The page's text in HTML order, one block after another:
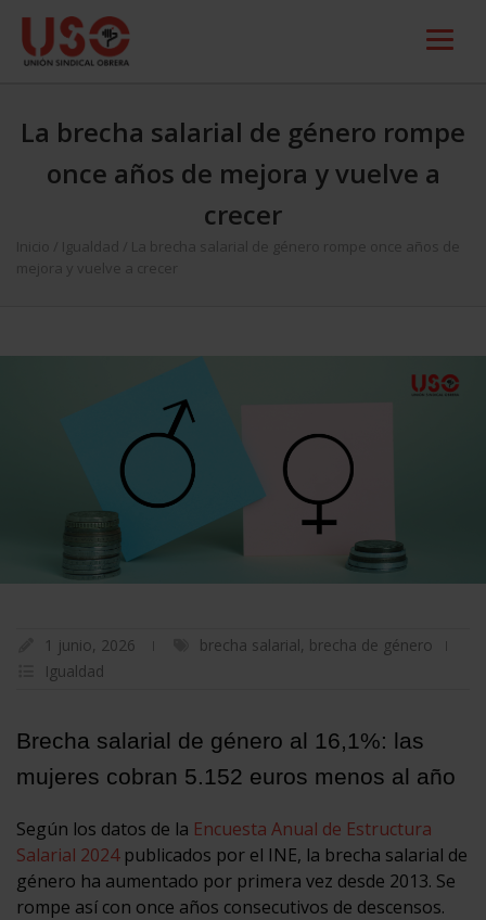
La brecha salarial de género rompe
once años de mejora y vuelve a
crecer
Inicio Igualdad
La brecha salarial de género rompe once años de
mejora y vuelve a crecer
1 junio, 2026 brecha salarial, brecha de género
Igualdad
Brecha salarial de género al 16,1%: las
mujeres cobran 5.152 euros menos al año
Según los datos de la Encuesta Anual de Estructura
Salarial 2024publicados por el INE, la brecha salarial de
género ha aumentado por primera vez desde 2013. Se
rompe así con once años consecutivos de descensos.